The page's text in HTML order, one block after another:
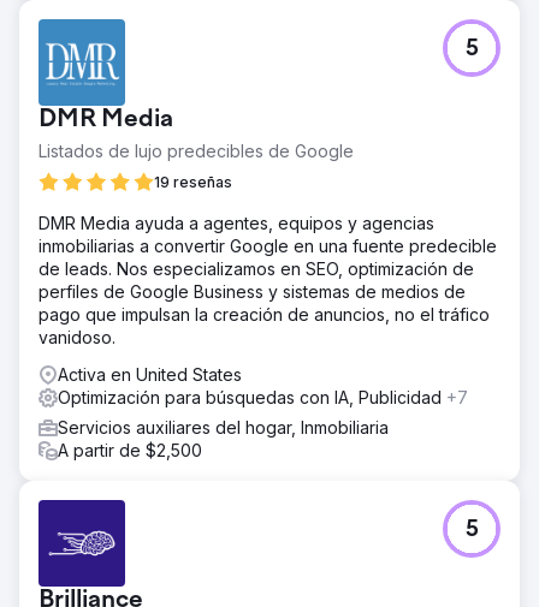
DMR Media
Listados de lujo predecibles de Google
19 reseñas
5
DMR Media ayuda a agentes, equipos y agencias
inmobiliarias a convertir Google en una fuente predecible
de leads. Nos especializamos en SEO, optimización de
perfiles de Google Business y sistemas de medios de
pago que impulsan la creación de anuncios, no el tráfico
vanidoso.
Activa en United States
Optimización para búsquedas con IA, Publicidad +7
Servicios auxiliares del hogar, Inmobiliaria
A partir de $2,500
Brilliance
5